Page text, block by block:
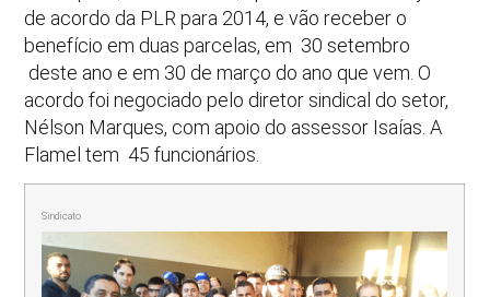
de acordo da PLR para 2014, e vão receber o
benefício em duas parcelas, em 30 setembro
deste ano e em 30 de março do ano que vem. O
acordo foi negociado pelo diretor sindical do setor,
Nélson Marques, com apoio do assessor Isaías. A
Flamel tem 45 funcionários.
Sindicato